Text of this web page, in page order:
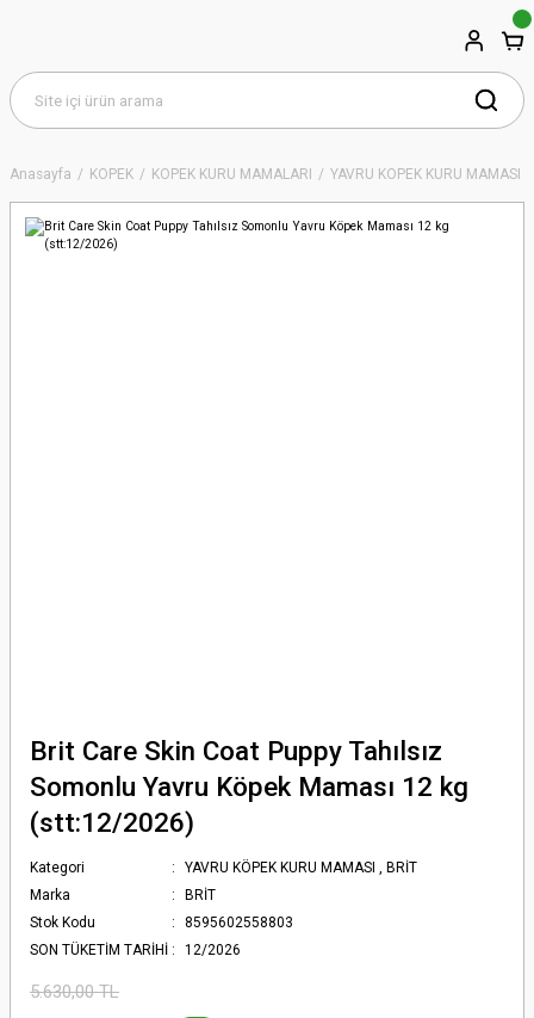
Anasayfa KÖPEK KÖPEK KURU MAMALARI YAVRU KÖPEK KURU MAMASI
Brit Care Skin Coat Puppy Tahılsız
Somonlu Yavru Köpek Maması 12 kg
(stt:12/2026)
Kategori YAVRU KÖPEK KURU MAMASI , BRİT
Marka
BRİT
Stok Kodu
8595602558803
SON TÜKETİM TARİHİ
12/2026
5.630,00 TL